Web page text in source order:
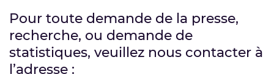
Pour toute demande de la presse,
recherche, ou demande de
statistiques, veuillez nous contacter à
l’adresse :